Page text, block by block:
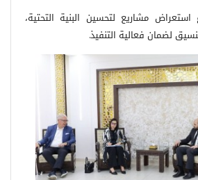
مشاريع لتحسين البنية التحتية،
لضمان فعالية التنفيذ.